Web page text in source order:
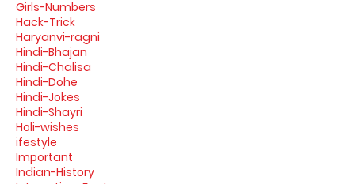
Girls-Numbers
Hack-Trick
Haryanvi-ragni
Hindi-Bhajan
Hindi-Chalisa
Hindi-Dohe
Hindi-Jokes
Hindi-Shayri
Holi-wishes
ifestyle
Important
Indian-History